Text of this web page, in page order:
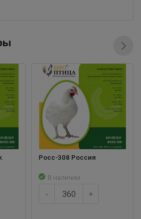
Росс-308 Россия
В наличии
- +